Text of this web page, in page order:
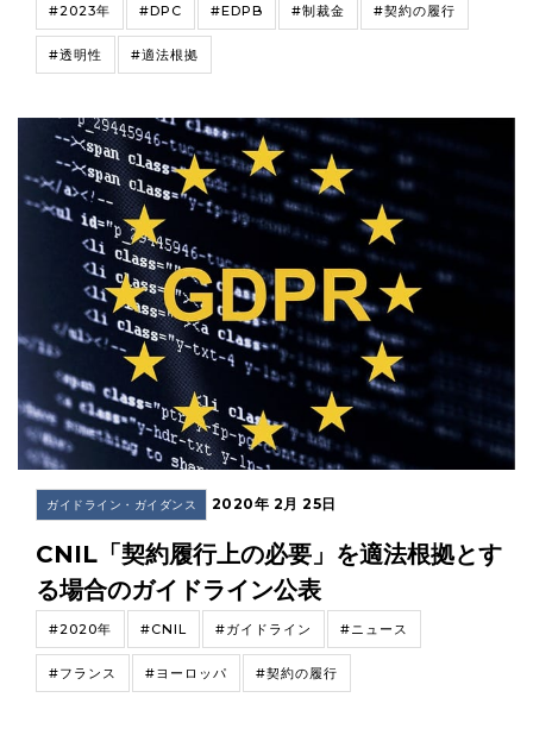
#2023年 #DPC #EDPB #制裁金 #契約の履行
#透明性 #適法根拠
ガイドライン・ガイダンス 2020年 2月 25日
CNIL「契約履行上の必要」を適法根拠とす
る場合のガイドライン公表
#2020年 #CNIL #ガイドライン #ニュース
#フランス #ヨーロッパ #契約の履行